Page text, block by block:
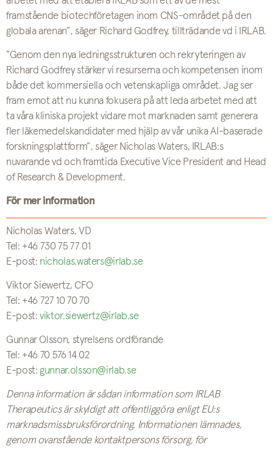
framstående biotechföretagen inom CNS-området på den
globala arenan”, säger Richard Godfrey, tillträdande vd i IRLAB.
”Genom den nya ledningsstrukturen och rekryteringen av
Richard Godfrey stärker vi resurserna och kompetensen inom
både det kommersiella och vetenskapliga området. Jag ser
fram emot att nu kunna fokusera på att leda arbetet med att
ta våra kliniska projekt vidare mot marknaden samt generera
fler läkemedelskandidater med hjälp av vår unika AI-baserade
forskningsplattform”, säger Nicholas Waters, IRLAB:s
nuvarande vd och framtida Executive Vice President and Head
of Research & Development.
För mer information
Nicholas Waters, VD
Tel: +46 730 75 77 01
E-post: nicholas.waters@irlab.se
Viktor Siewertz, CFO
Tel: +46 727 10 70 70
E-post:viktor.siewertz@irlab.se
Gunnar Olsson, styrelsens ordförande
Tel: +46 70 576 14 02
E-post: gunnar.olsson@irlab.se
Denna information är sådan information som IRLAB
Therapeutics är skyldigt att offentliggöra enligt EU:s
marknadsmissbruksförordning. Informationen lämnades,
genom ovanstående kontaktpersons försorg, för